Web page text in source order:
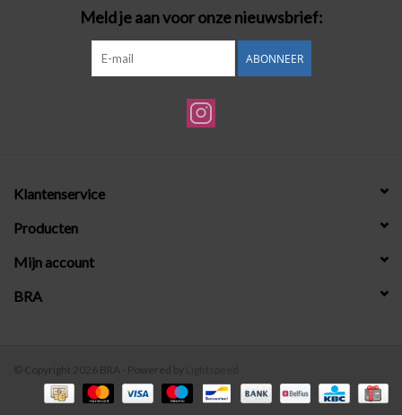
Meld je aan voor onze nieuwsbrief:
ABONNEER
Klantenservice
Producten
Mijn account
BRA
© Copyright 2026 BRA - Powered by